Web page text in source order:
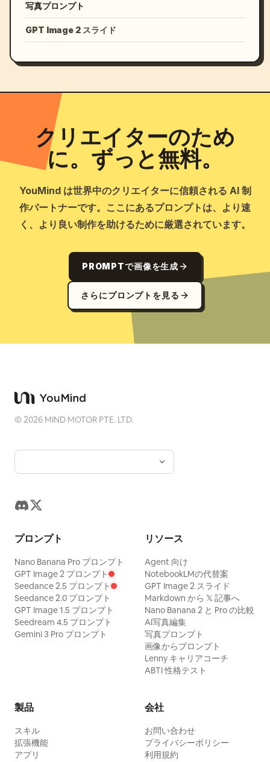
写真プロンプト
GPT Image 2 スライド
クリエイターのため
に。ずっと無料。
YouMind は世界中のクリエイターに信頼される AI 制
作パートナーです。ここにあるプロンプトは、より速
く、より良い制作を助けるために厳選されています。
PROMPTで画像を生成
さらにプロンプトを見る
©2026 MIND MOTOR PTE. LTD.
プロンプト
Nano Banana Pro プロンプト
GPT Image 2 プロンプト
Seedance 2.5 プロンプト
Seedance 2.0 プロンプト
GPT Image 1.5 プロンプト
Seedream 4.5 プロンプト
Gemini 3 Pro プロンプト
リソース
Agent 向け
NotebookLMの代替案
GPT Image 2 スライド
Markdown から 𝕏 記事へ
Nano Banana 2 と Pro の比較
AI写真編集
写真プロンプト
画像からプロンプト
Lenny キャリアコーチ
ABTI 性格テスト
製品
スキル
拡張機能
アプリ
会社
お問い合わせ
プライバシーポリシー
利用規約